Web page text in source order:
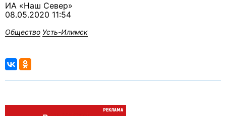
ИА «Наш Север»
08.05.2020 11:54
Общество Усть-Илимск